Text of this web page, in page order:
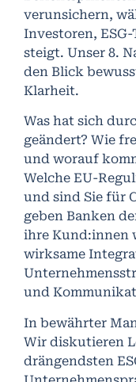
verunsichern,
Investoren,
steigt. Unser 8.
den Blick
Klarheit.
Was hat sich
geändert? Wie
und worauf
Welche EU-
und sind Sie für
geben Banken
ihre Kund:innen
wirksame
und
In bewährter
Wir diskutieren
drängendsten